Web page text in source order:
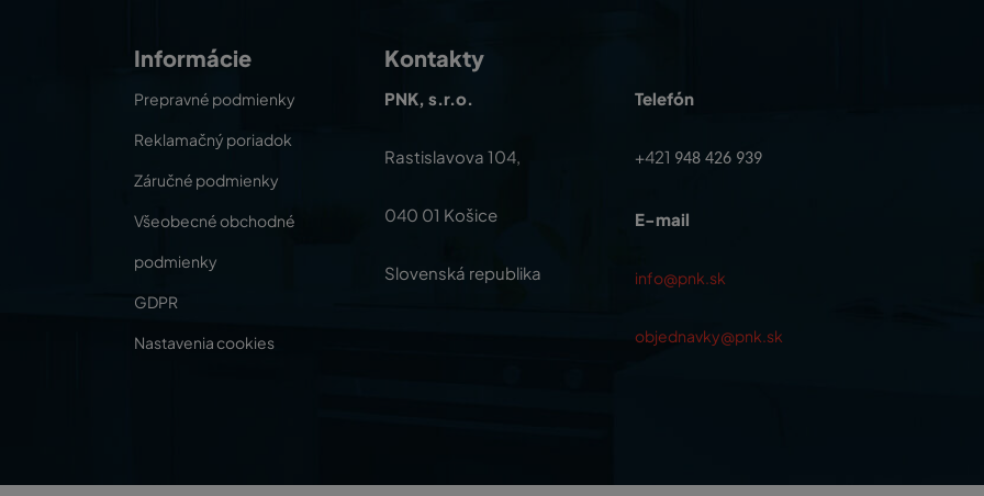
Informácie
Prepravné podmienky
Reklamačný poriadok
Záručné podmienky
Všeobecné obchodné
podmienky
GDPR
Nastavenia cookies
Kontakty
PNK, s.r.o.
Rastislavova 104,
040 01 Košice
Slovenská republika
Telefón
+421 948 426 939
E-mail
info@pnk.sk
objednavky@pnk.sk